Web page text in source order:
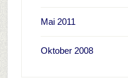
Mai 2011
Oktober 2008